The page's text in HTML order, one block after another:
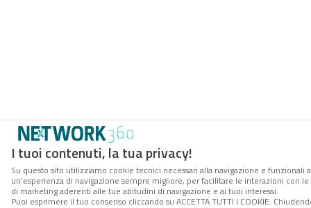
I tuoi contenuti, la tua privacy!
Su questo sito utilizziamo cookie tecnici necessari alla navigazione e
un’esperienza di navigazione sempre migliore, per facilitare le interazioni con
di marketing aderenti alle tue abitudini di navigazione e ai tuoi interessi.
Puoi esprimere il tuo consenso cliccando su ACCETTA TUTTI I COOKIE.